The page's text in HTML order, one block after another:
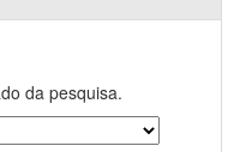
da pesquisa.